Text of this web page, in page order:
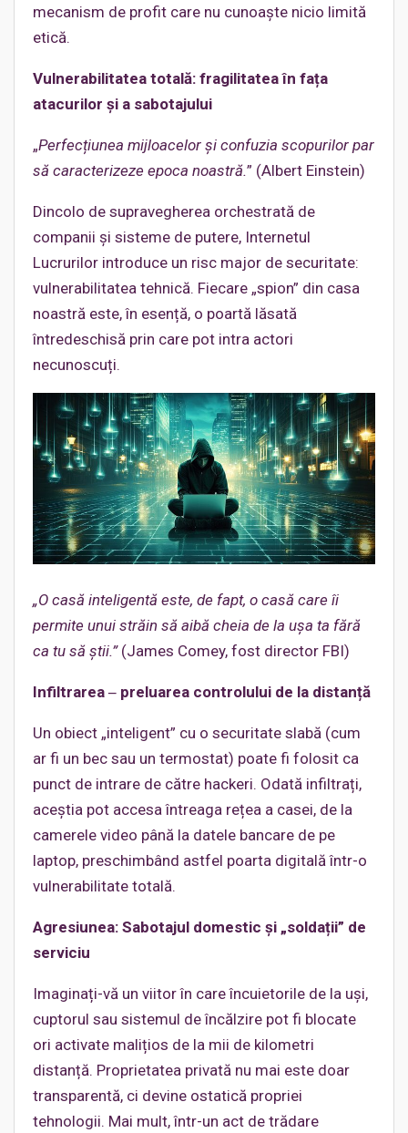
mecanism de profit care nu cunoaște nicio limită
etică.
Vulnerabilitatea totală: fragilitatea în fața
atacurilor și a sabotajului
„Perfecțiunea mijloacelor și confuzia scopurilor par
să caracterizeze epoca noastră.” (Albert Einstein)
Dincolo de supravegherea orchestrată de
companii și sisteme de putere, Internetul
Lucrurilor introduce un risc major de securitate:
vulnerabilitatea tehnică. Fiecare „spion” din casa
noastră este, în esență, o poartă lăsată
întredeschisă prin care pot intra actori
necunoscuți.
„O casă inteligentă este, de fapt, o casă care îi
permite unui străin să aibă cheia de la ușa ta fără
ca tu să știi.”(James Comey, fost director FBI)
Infiltrarea ‒ preluarea controlului de la distanță
Un obiect „inteligent” cu o securitate slabă (cum
ar fi un bec sau un termostat) poate fi folosit ca
punct de intrare de către hackeri. Odată infiltrați,
aceștia pot accesa întreaga rețea a casei, de la
camerele video până la datele bancare de pe
laptop, preschimbând astfel poarta digitală într-o
vulnerabilitate totală.
Agresiunea: Sabotajul domestic și „soldații” de
serviciu
Imaginați-vă un viitor în care încuietorile de la uși,
cuptorul sau sistemul de încălzire pot fi blocate
ori activate malițios de la mii de kilometri
distanță. Proprietatea privată nu mai este doar
transparentă, ci devine ostatică propriei
tehnologii. Mai mult, într-un act de trădare